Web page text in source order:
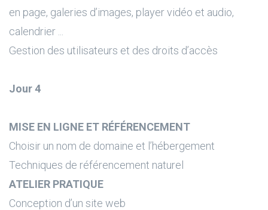
en page, galeries d’images, player vidéo et audio,
calendrier ...
Gestion des utilisateurs et des droits d’accès
Jour 4
MISE EN LIGNE ET RÉFÉRENCEMENT
Choisir un nom de domaine et l’hébergement
Techniques de référencement naturel
ATELIER PRATIQUE
Conception d’un site web